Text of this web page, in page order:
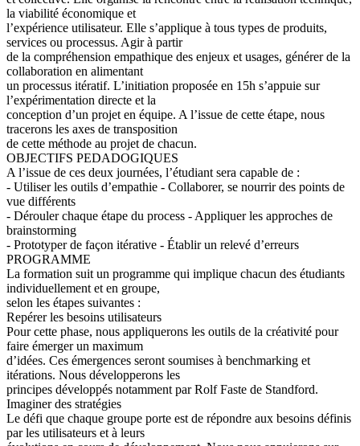
la viabilité économique et
l’expérience utilisateur. Elle s’applique à tous types de produits,
services ou processus. Agir à partir
de la compréhension empathique des enjeux et usages, générer de la
collaboration en alimentant
un processus itératif. L’initiation proposée en 15h s’appuie sur
l’expérimentation directe et la
conception d’un projet en équipe. A l’issue de cette étape, nous
tracerons les axes de transposition
de cette méthode au projet de chacun.
OBJECTIFS PEDADOGIQUES
A l’issue de ces deux journées, l’étudiant sera capable de :
- Utiliser les outils d’empathie - Collaborer, se nourrir des points de
vue différents
- Dérouler chaque étape du process - Appliquer les approches de
brainstorming
- Prototyper de façon itérative - Établir un relevé d’erreurs
PROGRAMME
La formation suit un programme qui implique chacun des étudiants
individuellement et en groupe,
selon les étapes suivantes :
Repérer les besoins utilisateurs
Pour cette phase, nous appliquerons les outils de la créativité pour
faire émerger un maximum
d’idées. Ces émergences seront soumises à benchmarking et
itérations. Nous développerons les
principes développés notamment par Rolf Faste de Standford.
Imaginer des stratégies
Le défi que chaque groupe porte est de répondre aux besoins définis
par les utilisateurs et à leurs